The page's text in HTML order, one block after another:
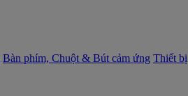
Bàn phím, Chuột & Bút cảm ứng Thiết